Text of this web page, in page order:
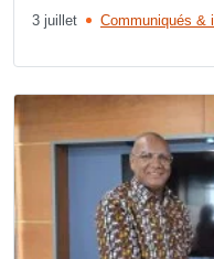
3 juillet Communiqués &